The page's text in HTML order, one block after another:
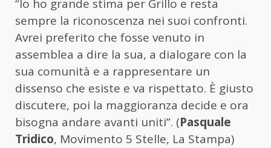
“Io ho grande stima per Grillo e resta
sempre la riconoscenza nei suoi confronti.
Avrei preferito che fosse venuto in
assemblea a dire la sua, a dialogare con la
sua comunità e a rappresentare un
dissenso che esiste e va rispettato. È giusto
discutere, poi la maggioranza decide e ora
bisogna andare avanti uniti”. (Pasquale
Tridico, Movimento 5 Stelle, La Stampa)